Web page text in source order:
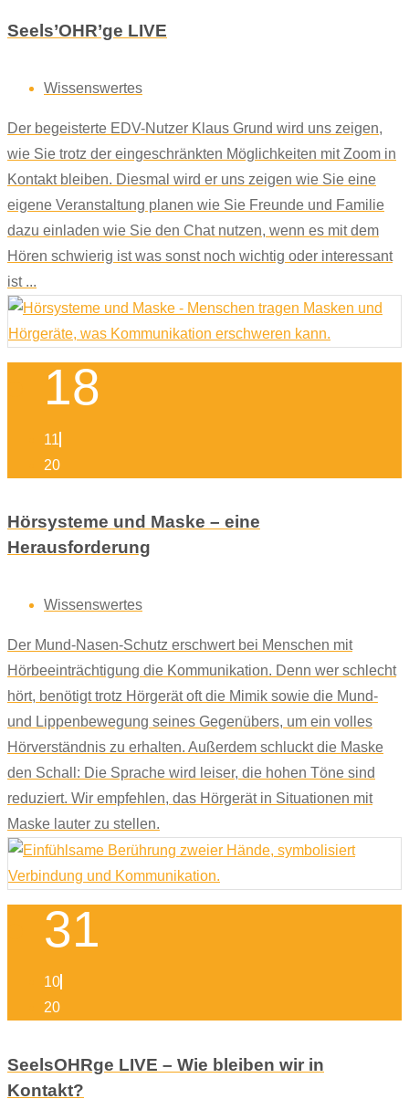
Seels’OHR’ge LIVE
Wissenswertes
Der begeisterte EDV-Nutzer Klaus Grund wird uns zeigen,
wie Sie trotz der eingeschränkten Möglichkeiten mit Zoom in
Kontakt bleiben. Diesmal wird er uns zeigen wie Sie eine
eigene Veranstaltung planen wie Sie Freunde und Familie
dazu einladen wie Sie den Chat nutzen, wenn es mit dem
Hören schwierig ist was sonst noch wichtig oder interessant
ist ...
18
11
20
Hörsysteme und Maske – eine
Herausforderung
Wissenswertes
Der Mund-Nasen-Schutz erschwert bei Menschen mit
Hörbeeinträchtigung die Kommunikation. Denn wer schlecht
hört, benötigt trotz Hörgerät oft die Mimik sowie die Mund-
und Lippenbewegung seines Gegenübers, um ein volles
Hörverständnis zu erhalten. Außerdem schluckt die Maske
den Schall: Die Sprache wird leiser, die hohen Töne sind
reduziert. Wir empfehlen, das Hörgerät in Situationen mit
Maske lauter zu stellen.
31
10
20
SeelsOHRge LIVE – Wie bleiben wir in
Kontakt?